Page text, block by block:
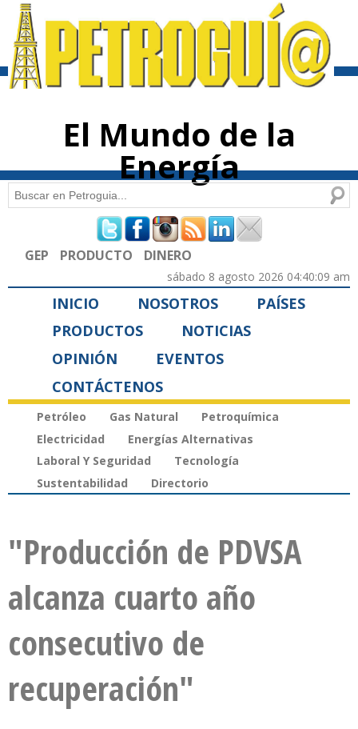
contenido
El Mundo de la
Energía
Formulario de búsqueda
Buscar
GEP PRODUCTO DINERO
sábado 8 agosto 2026 04:40:09 am
INICIO NOSOTROS
PAÍSES
PRODUCTOS
NOTICIAS
OPINIÓN
EVENTOS
CONTÁCTENOS
Petróleo Gas Natural
Petroquímica
Electricidad
Energías Alternativas
Laboral Y Seguridad
Tecnología
Sustentabilidad
Directorio
"Producción de PDVSA
alcanza cuarto año
consecutivo de
recuperación"